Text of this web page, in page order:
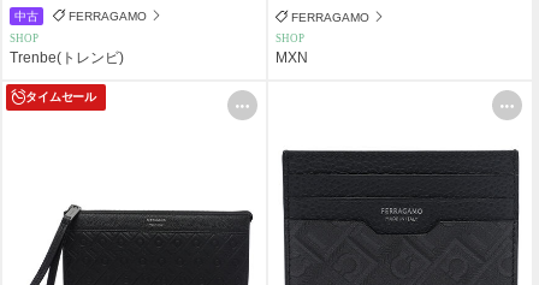
中古 FERRAGAMO
SHOP
Trenbe(トレンビ)
FERRAGAMO
SHOP
MXN
タイムセール